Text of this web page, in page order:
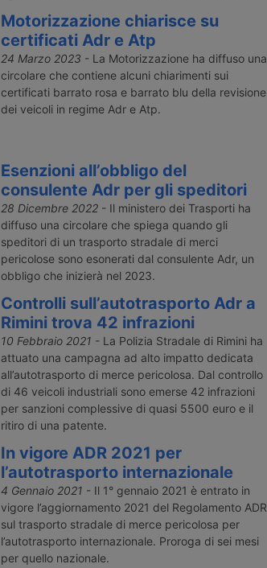
Motorizzazione chiarisce su
certificati Adr e Atp
24 Marzo 2023 - La Motorizzazione ha diffuso una
circolare che contiene alcuni chiarimenti sui
certificati barrato rosa e barrato blu della revisione
dei veicoli in regime Adr e Atp.
Esenzioni all’obbligo del
consulente Adr per gli speditori
28 Dicembre 2022- Il ministero dei Trasporti ha
diffuso una circolare che spiega quando gli
speditori di un trasporto stradale di merci
pericolose sono esonerati dal consulente Adr, un
obbligo che inizierà nel 2023.
Controlli sull’autotrasporto Adr a
Rimini trova 42 infrazioni
10 Febbraio 2021 - La Polizia Stradale di Rimini ha
attuato una campagna ad alto impatto dedicata
all’autotrasporto di merce pericolosa. Dal controllo
di 46 veicoli industriali sono emerse 42 infrazioni
per sanzioni complessive di quasi 5500 euro e il
ritiro di una patente.
In vigore ADR 2021 per
l’autotrasporto internazionale
4 Gennaio 2021 - Il 1° gennaio 2021 è entrato in
vigore l’aggiornamento 2021 del Regolamento ADR
sul trasporto stradale di merce pericolosa per
l’autotrasporto internazionale. Proroga di sei mesi
per quello nazionale.